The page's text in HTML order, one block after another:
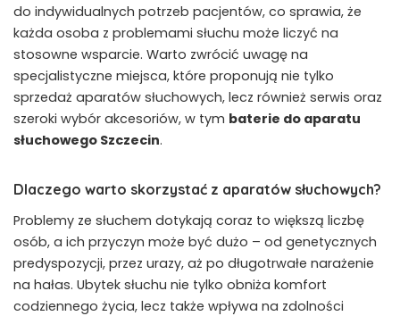
do indywidualnych potrzeb pacjentów, co sprawia, że
każda osoba z problemami słuchu może liczyć na
stosowne wsparcie. Warto zwrócić uwagę na
specjalistyczne miejsca, które proponują nie tylko
sprzedaż aparatów słuchowych, lecz również serwis oraz
szeroki wybór akcesoriów, w tym baterie do aparatu
słuchowego Szczecin.
Dlaczego warto skorzystać z aparatów słuchowych?
Problemy ze słuchem dotykają coraz to większą liczbę
osób, a ich przyczyn może być dużo – od genetycznych
predyspozycji, przez urazy, aż po długotrwałe narażenie
na hałas. Ubytek słuchu nie tylko obniża komfort
codziennego życia, lecz także wpływa na zdolności